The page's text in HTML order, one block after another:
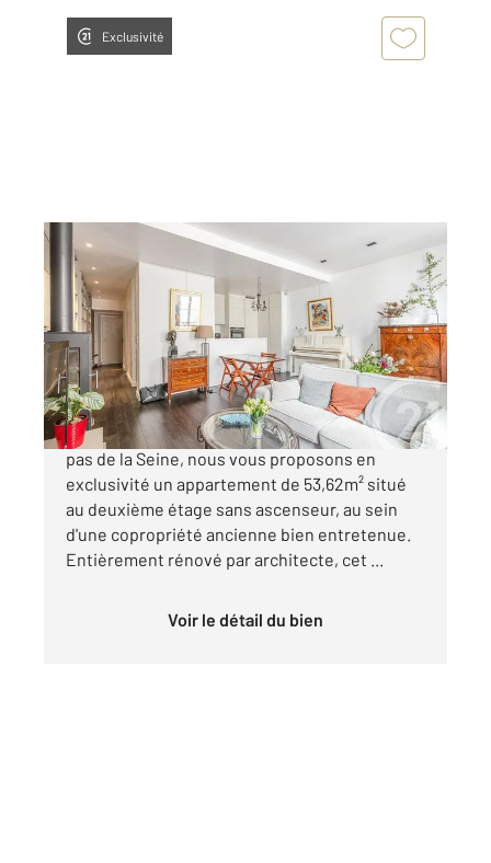
Exclusivité
PARIS 75005
52,47 m2, 2 pièces
Ref : 28727
Appartement F2 à vendre
710 000 €
Quartier Saint-Victor Rue de Bièvre À quelques
pas de la Seine, nous vous proposons en
exclusivité un appartement de 53,62m² situé
au deuxième étage sans ascenseur, au sein
d'une copropriété ancienne bien entretenue.
Entièrement rénové par architecte, cet ...
Voir le détail du bien